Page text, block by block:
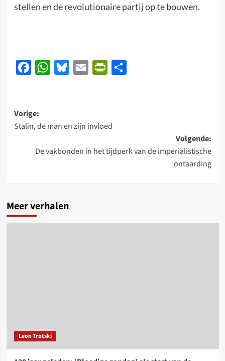
stellen en de revolutionaire partij op te bouwen.
FacebookWhatsApp
BlueskyEmail PrintFriendly
Bericht
navigatie
Vorige:
Stalin, de man en zijn invloed
Volgende:
De vakbonden in het tijdperk van de imperialistische
ontaarding
Meer verhalen
Leon Trotski